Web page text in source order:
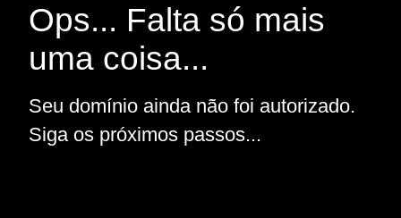
Ops... Falta só mais
uma coisa...
Seu domínio ainda não foi autorizado.
Siga os próximos passos...